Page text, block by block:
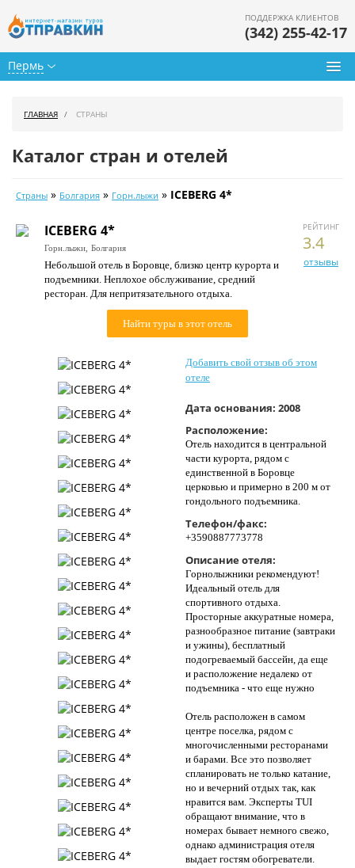
Пермь
ПОДДЕРЖКА КЛИЕНТОВ
(342) 255-42-17
Календарь туров
Цены дня
Страны
Как купить
Контакты
ГЛАВНАЯ СТРАНЫ
Каталог стран и отелей
Страны » Болгария » Горн.лыжи » ICEBERG 4*
РЕЙТИНГ
3.4
отзывы
ICEBERG 4*
Горн.лыжи, Болгария
Небольшой отель в Боровце, близко центр курорта и
подъемники. Неплохое обслуживание, средний
ресторан. Для непритязательного отдыха.
Найти туры в этот отель
Добавить свой отзыв об этом
отеле
Дата основания: 2008
Расположение:
Отель находится в центральной
части курорта, рядом с
единственной в Боровце
церковью и примерно в 200 м от
гондольного подъемника.
Телефон/факс:
+3590887773778
Описание отеля:
Горнолыжники рекомендуют!
Идеальный отель для
спортивного отдыха.
Просторные аккуратные номера,
разнообразное питание (завтраки
и ужины), бесплатный
подогреваемый бассейн, да еще
и расположение недалеко от
подъемника - что еще нужно
Отель расположен в самом
центре поселка, рядом с
многочисленными ресторанами
и барами. Все это позволяет
спланировать не только катание,
но и вечерний отдых так, как
нравится вам. Эксперты TUI
обращают внимание, что в
номерах бывает немного свежо,
однако администрация отеля
выдает гостям обогреватели.